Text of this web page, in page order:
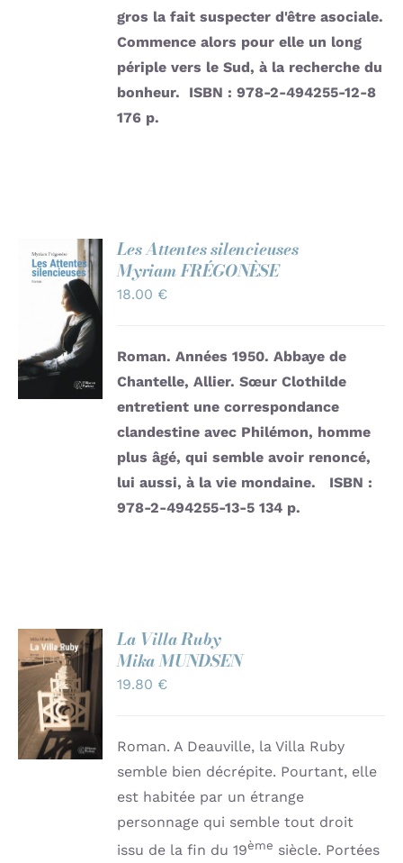
gros la fait suspecter d'être asociale.
Commence alors pour elle un long
périple vers le Sud, à la recherche du
bonheur.
ISBN : 978-2-494255-12-8
176 p.
AJOUTER
AU
PANIER
/
DÉTAILS
Les Attentes silencieuses
Myriam FRÉGONÈSE
18.00 €
Roman. Années 1950. Abbaye de
Chantelle, Allier. Sœur Clothilde
entretient une correspondance
clandestine avec Philémon, homme
plus âgé, qui semble avoir renoncé,
lui aussi, à la vie mondaine.
ISBN :
978-2-494255-13-5134 p.
AJOUTER
AU
PANIER
/
DÉTAILS
La Villa Ruby
Mika MUNDSEN
19.80 €
Roman. A Deauville, la Villa Ruby
semble bien décrépite. Pourtant, elle
est habitée par un étrange
personnage qui semble tout droit
issu de la fin du 19ème siècle. Portées